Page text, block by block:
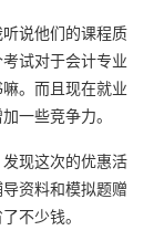
说他们的课程质
试对于会计专业
。而且现在就业
一些竞争力。
现这次的优惠活
资料和模拟题赠
不少钱。